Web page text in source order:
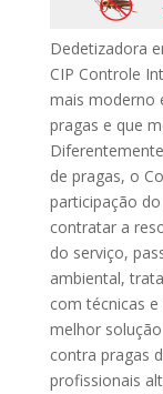
Dedetizadora
CIP Controle
mais moderno
pragas e que
de pragas, o
participação
contratar a
do serviço,
ambiental,
com técnicas
melhor
contra pragas
profissionais